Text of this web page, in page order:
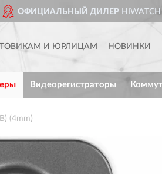
ОФИЦИАЛЬНЫЙ ДИЛЕР
И ЮРЛИЦАМ НОВИНКИ
Видеорегистраторы
(4mm)